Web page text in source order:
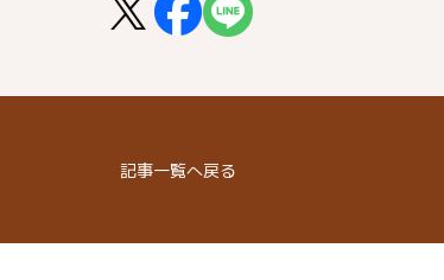
記事一覧へ戻る